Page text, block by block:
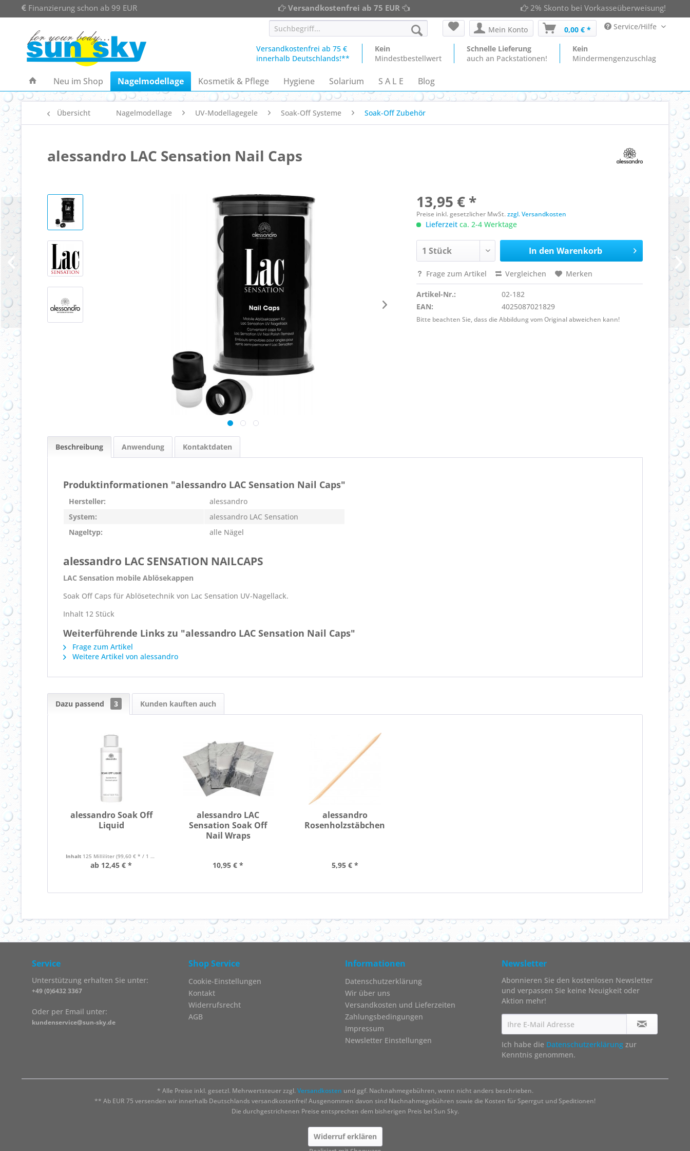
Finanzierung schon ab 99 EUR Versandkostenfrei ab 75 EUR 2% Skonto bei Vorkasseüberweisung!
Mein Konto 0,00 € * Service/Hilfe
Versandkostenfrei ab 75 €
innerhalb Deutschlands!**
Kein
Mindestbestellwert
Schnelle Lieferung
auch an Packstationen!
Kein
Mindermengenzuschlag
Neu im Shop Nagelmodellage Kosmetik & Pflege Hygiene Solarium S A L E Blog
Übersicht Nagelmodellage UV-Modellagegele Soak-Off Systeme Soak-Off Zubehör
alessandro LAC Sensation Nail Caps
13,95 € *
Preise inkl. gesetzlicher MwSt.zzgl. Versandkosten
Lieferzeit ca. 2-4 Werktage
In den Warenkorb
Frage zum Artikel Vergleichen Merken
Artikel-Nr.:
02-182
EAN:
4025087021829
Bitte beachten Sie, dass die Abbildung vom Original abweichen kann!
Beschreibung Anwendung Kontaktdaten
Produktinformationen "alessandro LAC Sensation Nail Caps"
Hersteller:
alessandro
System:
alessandro LAC Sensation
Nageltyp:
alle Nägel
alessandro LAC SENSATION NAILCAPS
LAC Sensation mobile Ablösekappen
Soak Off Caps für Ablösetechnik von Lac Sensation UV-Nagellack.
Inhalt 12 Stück
Weiterführende Links zu "alessandro LAC Sensation Nail Caps"
Frage zum Artikel
Weitere Artikel von alessandro
Dazu passend 3 Kunden kauften auch
alessandro Soak Off
Liquid
Inhalt 125 Milliliter (99,60 € * / 1 Liter)
ab 12,45 € *
alessandro LAC
Sensation Soak Off
Nail Wraps
10,95 € *
alessandro
Rosenholzstäbchen
5,95 € *
Service
Unterstützung erhalten Sie unter:
+49 (0)6432 3367
Oder per Email unter:
kundenservice@sun-sky.de
Shop Service
Cookie-Einstellungen
Kontakt
Widerrufsrecht
AGB
Informationen
Datenschutzerklärung
Wir über uns
Versandkosten und Lieferzeiten
Zahlungsbedingungen
Impressum
Newsletter Einstellungen
Newsletter
Abonnieren Sie den kostenlosen Newsletter
und verpassen Sie keine Neuigkeit oder
Aktion mehr!
Ich habe die Datenschutzerklärung zur
Kenntnis genommen.
* Alle Preise inkl. gesetzl. Mehrwertsteuer zzgl. Versandkosten und ggf. Nachnahmegebühren, wenn nicht anders beschrieben.
** Ab EUR 75 versenden wir innerhalb Deutschlands versandkostenfrei! Ausgenommen davon sind Nachnahmegebühren sowie die Kosten für Sperrgut und Speditionen!
Die durchgestrichenen Preise entsprechen dem bisherigen Preis bei Sun Sky.
Widerruf erklären